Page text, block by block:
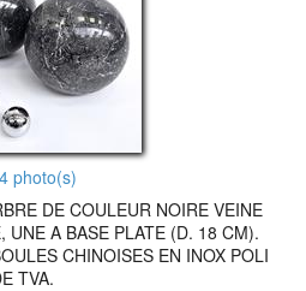
4 photo(s)
DE COULEUR NOIRE VEINE
UNE A BASE PLATE (D. 18 CM).
CHINOISES EN INOX POLI
TVA.